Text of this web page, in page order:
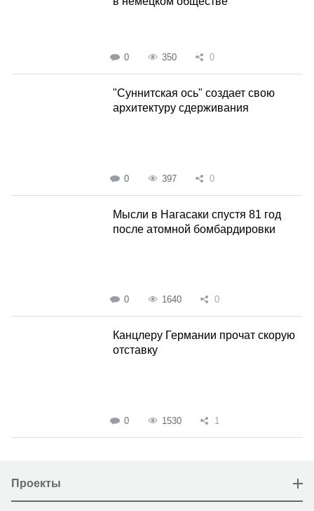
0 350 0
"Суннитская ось" создает свою
архитектуру сдерживания
0 397 0
Мысли в Нагасаки спустя 81 год
после атомной бомбардировки
0 1640 0
Канцлеру Германии прочат скорую
отставку
0 1530 1
Проекты